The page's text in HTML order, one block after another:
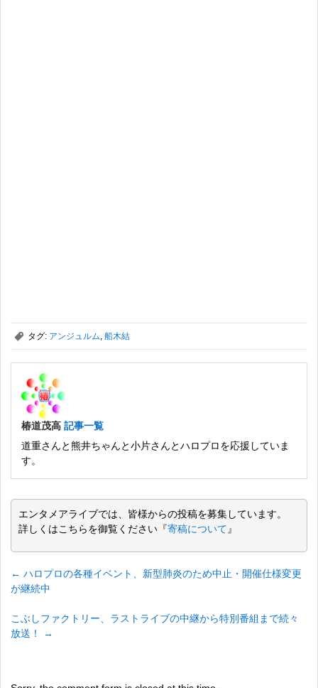
, タグ: アンジュルム 船木結
椿道茂高 記事一覧
道重さんと熊井ちゃんと小片さんとハロプロを応援していま
す。
エンタメアライブでは、皆様からの投稿を募集しています。
詳しくはこちらを御覧ください『寄稿について 』
← ハロプロの各種イベント、新型肺炎のため中止・開催仕様変更
が継続中
こぶしファクトリー、ラストライブの中継から特別番組まで続々
放送！
→